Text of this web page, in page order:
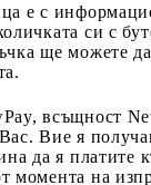
е с
си с
ще можете да
всъщност
Вие я
да я платите
момента на